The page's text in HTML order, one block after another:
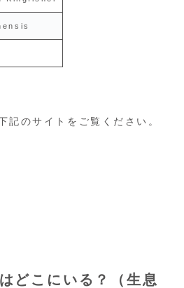
のサイトをご覧ください。
どこにいる？（生息